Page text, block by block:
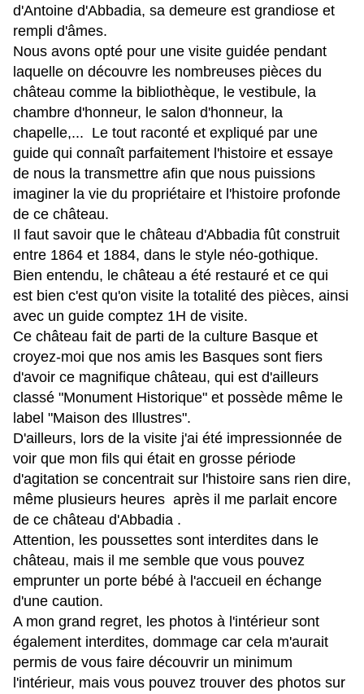
d'Antoine d'Abbadia, sa demeure est grandiose et
rempli d'âmes.
Nous avons opté pour une visite guidée pendant
laquelle on découvre les nombreuses pièces du
château comme la bibliothèque, le vestibule, la
chambre d'honneur, le salon d'honneur, la
chapelle,... Le tout raconté et expliqué par une
guide qui connaît parfaitement l'histoire et essaye
de nous la transmettre afin que nous puissions
imaginer la vie du propriétaire et l'histoire profonde
de ce château.
Il faut savoir que le château d'Abbadia fût construit
entre 1864 et 1884, dans le style néo-gothique.
Bien entendu, le château a été restauré et ce qui
est bien c'est qu'on visite la totalité des pièces, ainsi
avec un guide comptez 1H de visite.
Ce château fait de parti de la culture Basque et
croyez-moi que nos amis les Basques sont fiers
d'avoir ce magnifique château, qui est d'ailleurs
classé "Monument Historique" et possède même le
label "Maison des Illustres".
D'ailleurs, lors de la visite j'ai été impressionnée de
voir que mon fils qui était en grosse période
d'agitation se concentrait sur l'histoire sans rien dire,
même plusieurs heures après il me parlait encore
de ce château d'Abbadia .
Attention, les poussettes sont interdites dans le
château, mais il me semble que vous pouvez
emprunter un porte bébé à l'accueil en échange
d'une caution.
A mon grand regret, les photos à l'intérieur sont
également interdites, dommage car cela m'aurait
permis de vous faire découvrir un minimum
l'intérieur, mais vous pouvez trouver des photos sur